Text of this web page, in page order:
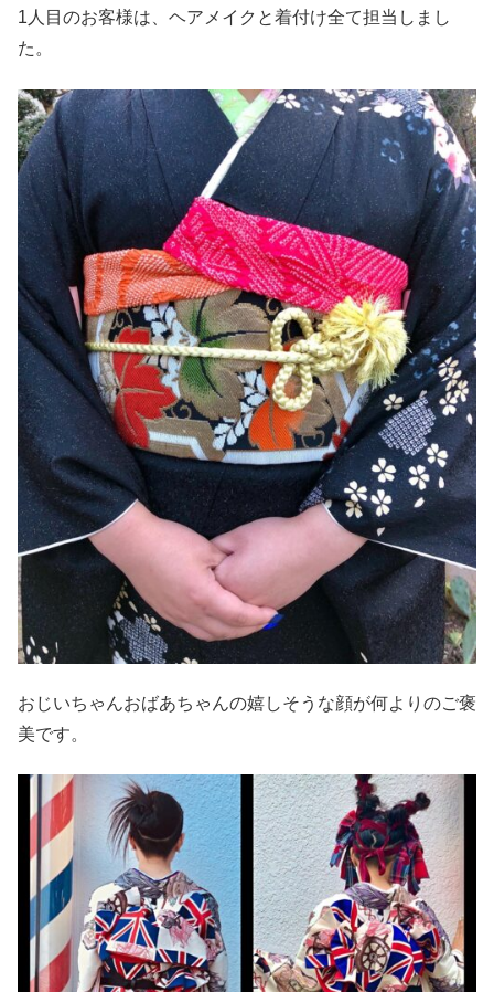
1人目のお客様は、ヘアメイクと着付け全て担当しまし
た。
おじいちゃんおばあちゃんの嬉しそうな顔が何よりのご褒
美です。